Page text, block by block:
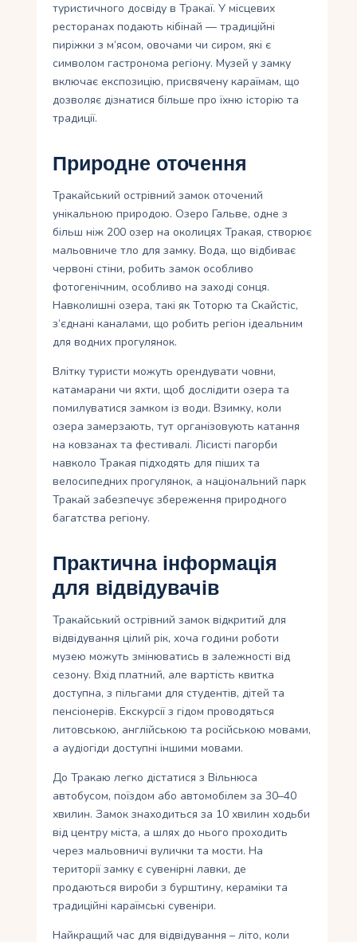
туристичного досвіду в Тракаї. У місцевих
ресторанах подають кібінай — традиційні
пиріжки з м’ясом, овочами чи сиром, які є
символом гастронома регіону. Музей у замку
включає експозицію, присвячену караїмам, що
дозволяє дізнатися більше про їхню історію та
традиції.
Природне оточення
Тракайський острівний замок оточений
унікальною природою. Озеро Гальве, одне з
більш ніж 200 озер на околицях Тракая, створює
мальовниче тло для замку. Вода, що відбиває
червоні стіни, робить замок особливо
фотогенічним, особливо на заході сонця.
Навколишні озера, такі як Тоторю та Скайстіс,
з’єднані каналами, що робить регіон ідеальним
для водних прогулянок.
Влітку туристи можуть орендувати човни,
катамарани чи яхти, щоб дослідити озера та
помилуватися замком із води. Взимку, коли
озера замерзають, тут організовують катання
на ковзанах та фестивалі. Лісисті пагорби
навколо Тракая підходять для піших та
велосипедних прогулянок, а національний парк
Тракай забезпечує збереження природного
багатства регіону.
Практична інформація
для відвідувачів
Тракайський острівний замок відкритий для
відвідування цілий рік, хоча години роботи
музею можуть змінюватись в залежності від
сезону. Вхід платний, але вартість квитка
доступна, з пільгами для студентів, дітей та
пенсіонерів. Екскурсії з гідом проводяться
литовською, англійською та російською мовами,
а аудіогіди доступні іншими мовами.
До Тракаю легко дістатися з Вільнюса
автобусом, поїздом або автомобілем за 30–40
хвилин. Замок знаходиться за 10 хвилин ходьби
від центру міста, а шлях до нього проходить
через мальовничі вулички та мости. На
території замку є сувенірні лавки, де
продаються вироби з бурштину, кераміки та
традиційні караїмські сувеніри.
Найкращий час для відвідування – літо, коли